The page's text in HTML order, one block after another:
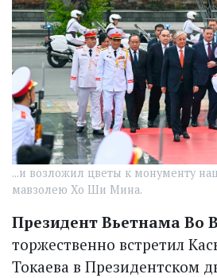
...и возложил цветы к монументу
мавзолею Хо Ши Мина.
Президент Вьетнама Во
торжественно встретил
Токаева в Президентском